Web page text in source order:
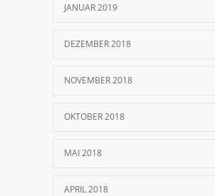
JANUAR 2019
DEZEMBER 2018
NOVEMBER 2018
OKTOBER 2018
MAI 2018
APRIL 2018